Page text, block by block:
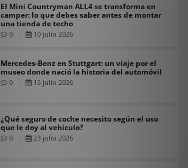
El Mini Countryman ALL4 se transforma en
camper: lo que debes saber antes de montar
una tienda de techo
0 10 julio 2026
Mercedes-Benz en Stuttgart: un viaje por el
museo donde nació la historia del automóvil
0 15 julio 2026
¿Qué seguro de coche necesito según el uso
que le doy al vehículo?
0 23 julio 2026